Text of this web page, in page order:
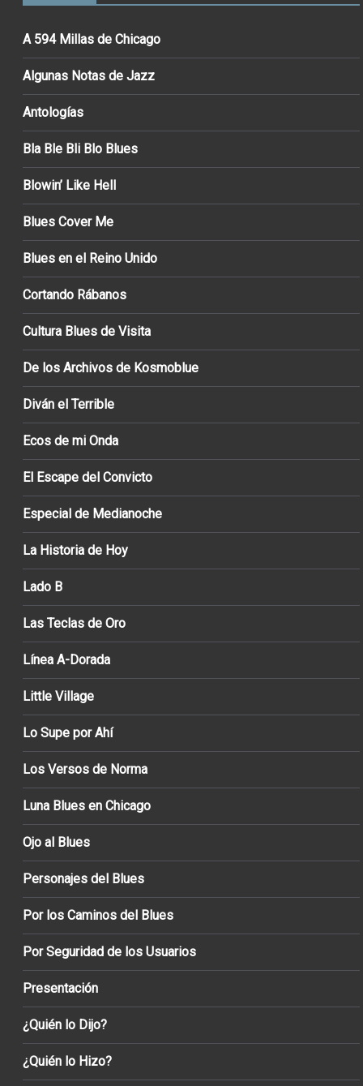
A 594 Millas de Chicago
Algunas Notas de Jazz
Antologías
Bla Ble Bli Blo Blues
Blowin’ Like Hell
Blues Cover Me
Blues en el Reino Unido
Cortando Rábanos
Cultura Blues de Visita
De los Archivos de Kosmoblue
Diván el Terrible
Ecos de mi Onda
El Escape del Convicto
Especial de Medianoche
La Historia de Hoy
Lado B
Las Teclas de Oro
Línea A-Dorada
Little Village
Lo Supe por Ahí
Los Versos de Norma
Luna Blues en Chicago
Ojo al Blues
Personajes del Blues
Por los Caminos del Blues
Por Seguridad de los Usuarios
Presentación
¿Quién lo Dijo?
¿Quién lo Hizo?